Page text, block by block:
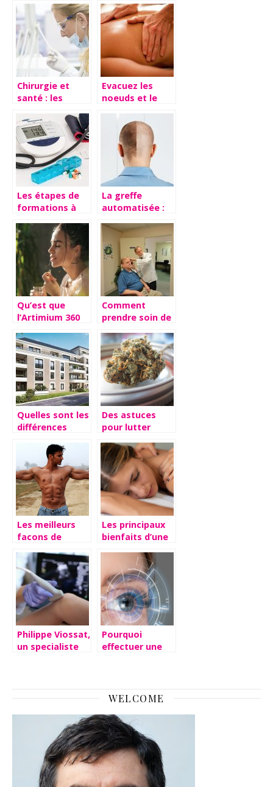
déroulement et
avantages
Chirurgie et
santé : les
opérations
possibles sur le
sexe masculin
Evacuez les
noeuds et le
massage
Les étapes de
formations à
devenir un
cardiologue
La greffe
automatisée :
reconnue avec
artas cheveux
Qu’est que
l’Artimium 360
ses avantages?
Comment
prendre soin de
la preserver ?
Quelles sont les
différences
résidences
seniors et les
EHPAD ?
Des astuces
pour lutter
Les meilleurs
facons de
fonte
musculaire
Les principaux
bienfaits d’une
Philippe Viossat,
un specialiste
Pourquoi
effectuer une
WELCOME